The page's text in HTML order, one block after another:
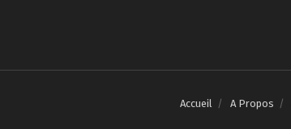
Accueil A Propos